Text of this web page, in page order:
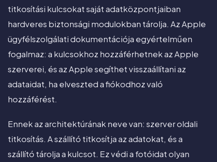
titkosítási kulcsokat saját adatközpontjaiban
hardveres biztonsági modulokban tárolja. Az Apple
ügyfélszolgálati dokumentációja egyértelműen
fogalmaz: a kulcsokhoz hozzáférhetnek az Apple
szerverei, és az Apple segíthet visszaállítani az
adataidat, ha elveszted a fiókodhoz való
hozzáférést.
Ennek az architektúrának neve van: szerver oldali
titkosítás. A szállító titkosítja az adatokat, és a
szállító tárolja a kulcsot. Ez védi a fotóidat olyan